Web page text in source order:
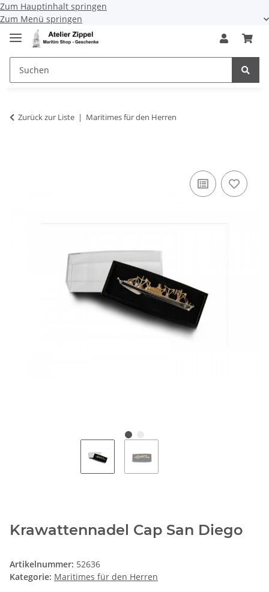
Zum Hauptinhalt springen
Zum Menü springen
Zurück zur Liste Maritimes für den Herren
Krawattennadel Cap San Diego
Artikelnummer: 52636
Kategorie: Maritimes für den Herren